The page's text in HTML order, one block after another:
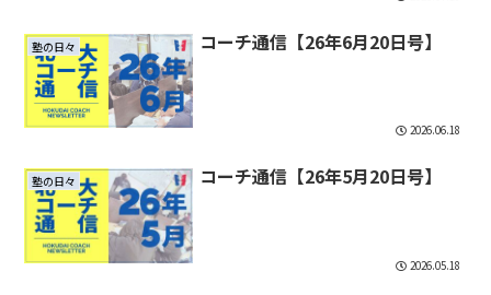
塾の日々 コーチ通信【26年6月20日号】
2026.06.18
塾の日々 コーチ通信【26年5月20日号】
2026.05.18